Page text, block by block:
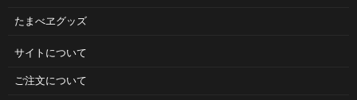
たまべヱグッズ
サイトについて
ご注⽂について